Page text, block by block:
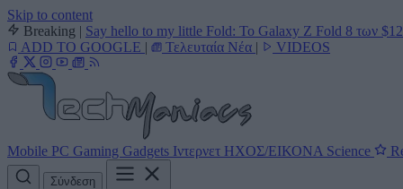
Skip to content
Breaking | Say hello to my little Fold: Το Galaxy Z Fold 8 των
ADD TO GOOGLE | Τελευταία Νέα | VIDEOS
Mobile PC Gaming Gadgets Ιντερνετ ΗΧΟΣ/ΕΙΚΟΝΑ Science
Σύνδεση